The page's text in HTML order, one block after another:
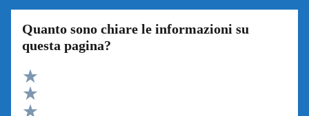
Quanto sono chiare le informazioni su
questa pagina?
Valuta 5 stelle su 5
Valuta 4 stelle su 5